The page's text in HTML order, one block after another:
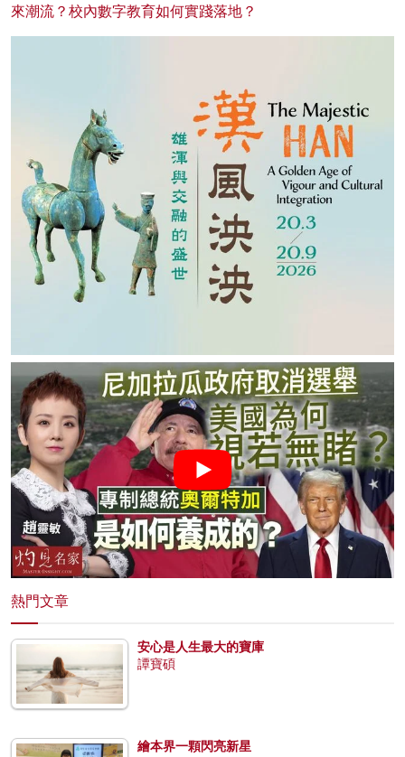
來潮流？校內數字教育如何實踐落地？
熱門文章
安心是人生最大的寶庫
譚寶碩
繪本界一顆閃亮新星